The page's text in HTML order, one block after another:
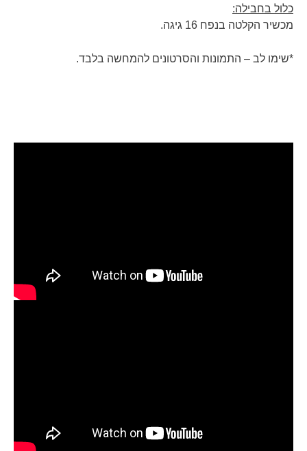
כלול בחבילה:
מכשיר הקלטה בנפח 16 גיגה.
*שימו לב – התמונות והסרטונים להמחשה בלבד.